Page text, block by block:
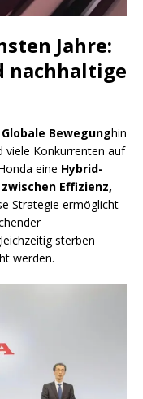
Jahre:
nachhaltige
Globale Bewegunghin
viele Konkurrenten auf
eine Hybrid-
Effizienz,
Strategie ermöglicht
sterben
werden.